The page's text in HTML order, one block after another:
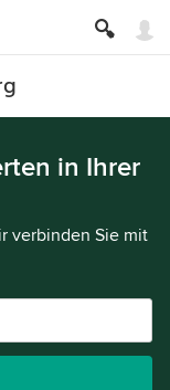
in Ihrer
verbinden Sie mit